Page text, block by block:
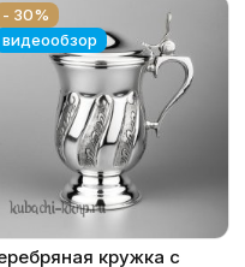
- 30%
видеообзор
кружка с